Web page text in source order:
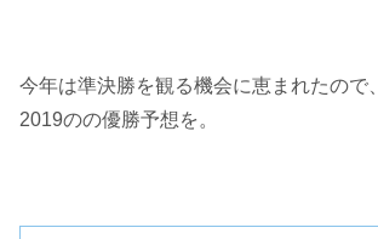
今年は準決勝を観る機会に恵まれたので
2019のの優勝予想を。